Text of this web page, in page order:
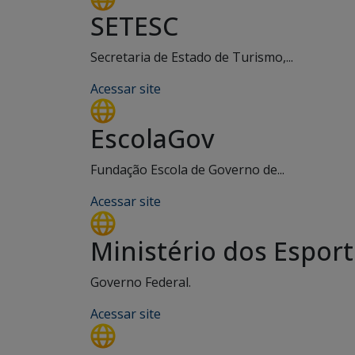
SETESC
Secretaria de Estado de Turismo,...
Acessar site
EscolaGov
Fundação Escola de Governo de...
Acessar site
Ministério dos
Governo Federal.
Acessar site